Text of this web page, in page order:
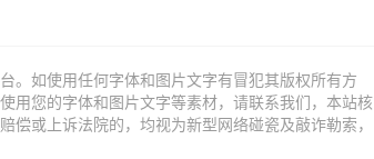
。如使用任何字体和图片文字有冒犯其版权所有方
用您的字体和图片文字等素材，请联系我们，本站核
或上诉法院的，均视为新型网络碰瓷及敲诈勒索，